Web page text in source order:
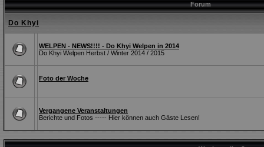
Forum
Do Khyi
WELPEN - NEWS!!!! - Do Khyi Welpen in 2014
Do Khyi Welpen Herbst / Winter 2014 / 2015
Foto der Woche
Vergangene Veranstaltungen
Berichte und Fotos ----- Hier können auch Gäste Lesen!